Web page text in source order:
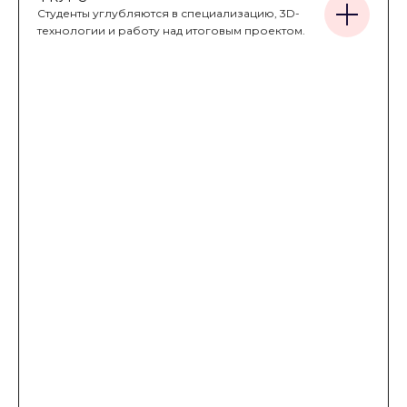
Студенты углубляются в специализацию, 3D-
технологии и работу над итоговым проектом.